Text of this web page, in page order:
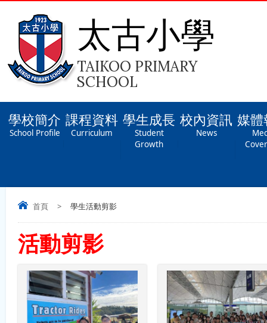
太古小學
TAIKOO PRIMARY
SCHOOL
學校簡介
School Profile
課程資料
Curriculum
學生成長
Student
Growth
校內資訊
News
媒
首頁 > 學生活動剪影
活動剪影